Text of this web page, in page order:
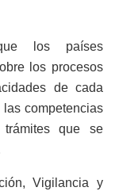
los países
los procesos
de cada
competencias
que se
Vigilancia y